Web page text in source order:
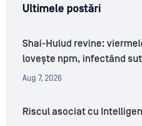
Ultimele postări
Shai-Hulud revine:
lovește npm, infectând
Aug 7, 2026
Riscul asociat cu